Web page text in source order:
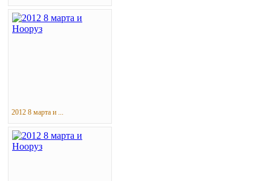
2012 8 марта и ...